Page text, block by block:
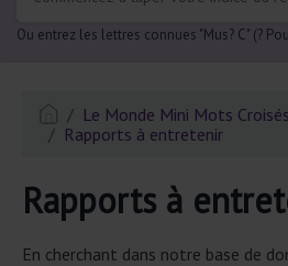
Ou entrez les lettres connues "Mus? C" (?
Le Monde Mini Mots Croisés
Rapports à entretenir
Rapports à
En cherchant dans notre base de